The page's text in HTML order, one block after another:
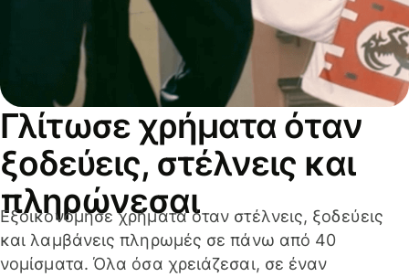
Γλίτωσε χρήματα όταν
ξοδεύεις, στέλνεις και
πληρώνεσαι
Εξοικονόμησε χρήματα όταν στέλνεις, ξοδεύεις
και λαμβάνεις πληρωμές σε πάνω από 40
νομίσματα. Όλα όσα χρειάζεσαι, σε έναν